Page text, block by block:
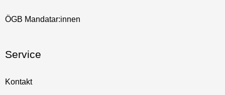
ÖGB Mandatar:innen
Service
Kontakt